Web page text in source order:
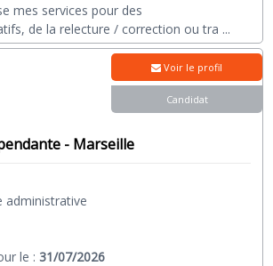
mes services pour des
de la relecture / correction ou tra ...
- Marseille
administrative
le :31/07/2026
Voir le profil
Candidat